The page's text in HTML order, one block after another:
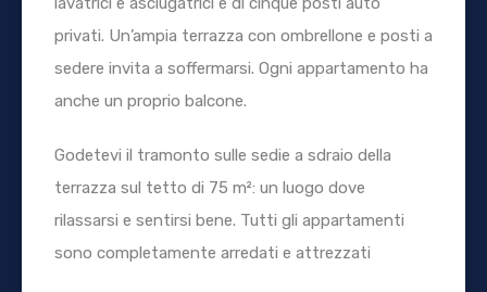
privati. Un’ampia terrazza con ombrellone e posti a
sedere invita a soffermarsi. Ogni appartamento ha
anche un proprio balcone.
Godetevi il tramonto sulle sedie a sdraio della
terrazza sul tetto di 75 m²: un luogo dove
rilassarsi e sentirsi bene. Tutti gli appartamenti
sono completamente arredati e attrezzati